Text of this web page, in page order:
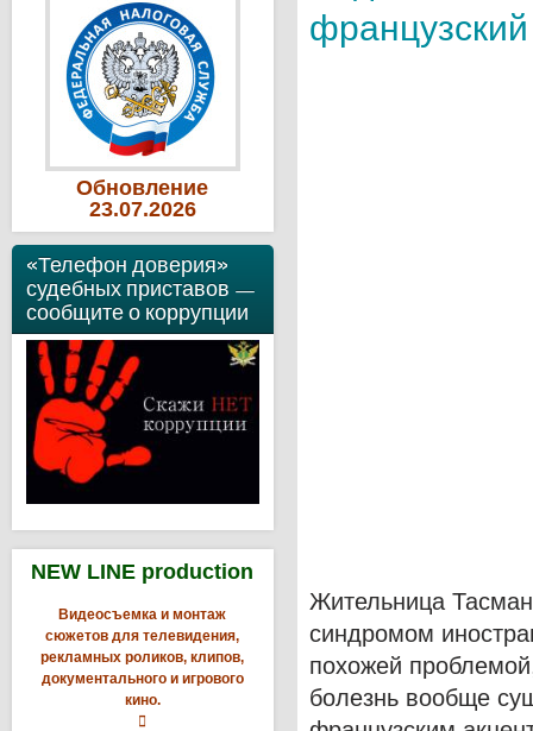
Обновление
23.07.2026
«Телефон доверия»
судебных приставов —
сообщите о коррупции
NEW LINE production
Видеосъемка и монтаж
сюжетов для телевидения,
рекламных роликов, клипов,
документального и игрового
кино.

Жительница
синдромом
похожей
болезнь вообще